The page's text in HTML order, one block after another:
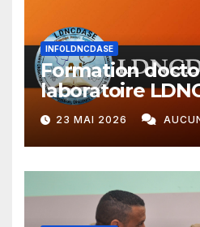
INFOLDNCDASE
Formation
laboratoire
avril 2026 + 23
23 MAI 2026